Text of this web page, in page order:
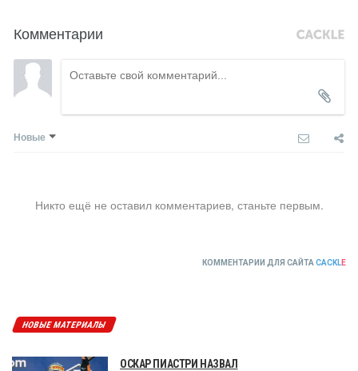
Комментарии
Новые
Никто ещё не оставил комментариев, станьте первым.
КОММЕНТАРИИ ДЛЯ САЙТА CACKLE
НОВЫЕ МАТЕРИАЛЫ
ОСКАР ПИАСТРИ НАЗВАЛ